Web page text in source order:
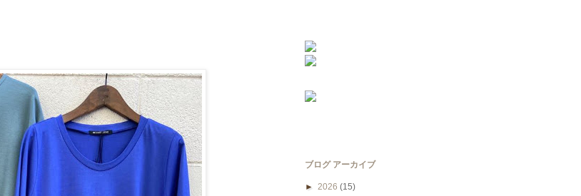
ブログ アーカイブ
► 2026 (15)